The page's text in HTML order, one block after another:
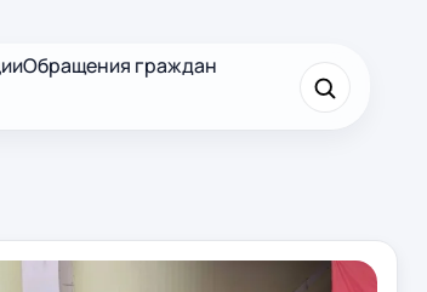
Обращения граждан